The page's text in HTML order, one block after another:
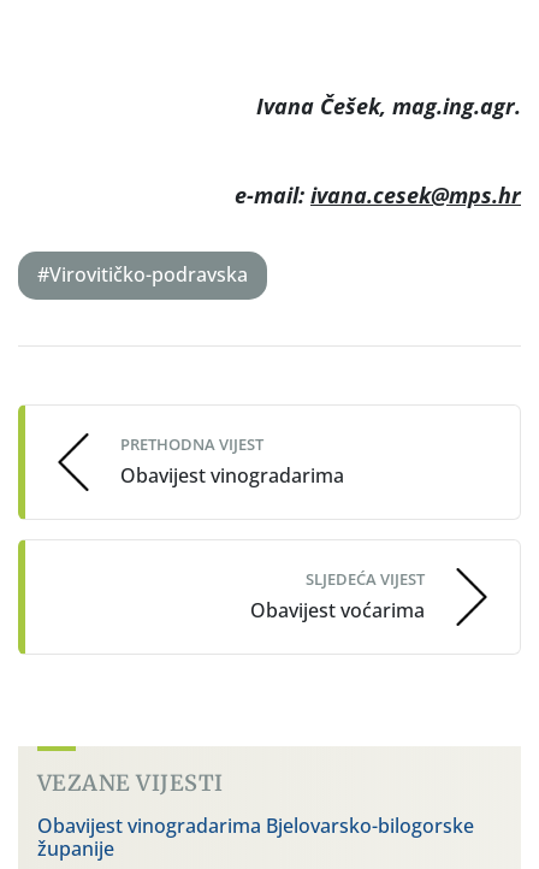
Ivana Češek, mag.ing.agr.
e-mail: ivana.cesek@mps.hr
#Virovitičko-podravska
navigation
PRETHODNA VIJEST
Obavijest vinogradarima
SLJEDEĆA VIJEST
Obavijest voćarima
VEZANE VIJESTI
Obavijest vinogradarima Bjelovarsko-bilogorske
županije